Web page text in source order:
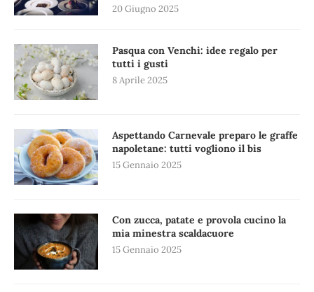
20 Giugno 2025
Pasqua con Venchi: idee regalo per
tutti i gusti
8 Aprile 2025
Aspettando Carnevale preparo le graffe
napoletane: tutti vogliono il bis
15 Gennaio 2025
Con zucca, patate e provola cucino la
mia minestra scaldacuore
15 Gennaio 2025